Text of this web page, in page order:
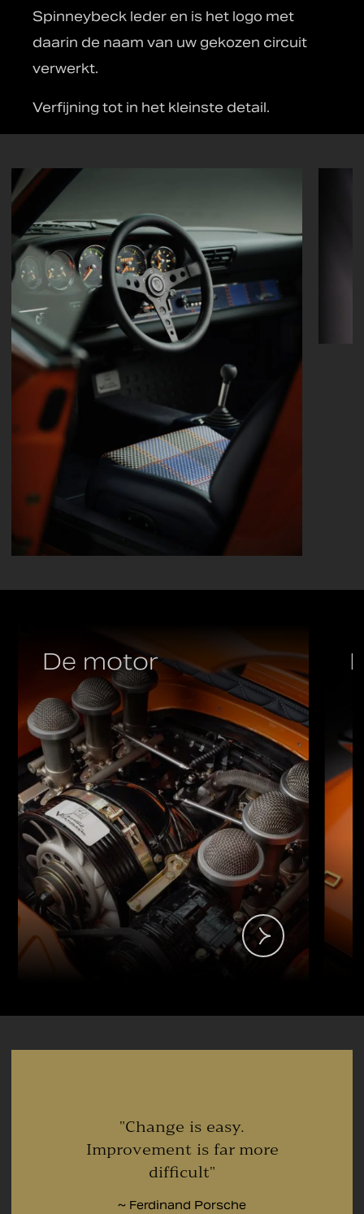
Spinneybeck leder en is het logo met
daarin de naam van uw gekozen circuit
verwerkt.
Verfijning tot in het kleinste detail.
De motor
"Change is easy.
Improvement is far more
difficult"
~ Ferdinand Porsche